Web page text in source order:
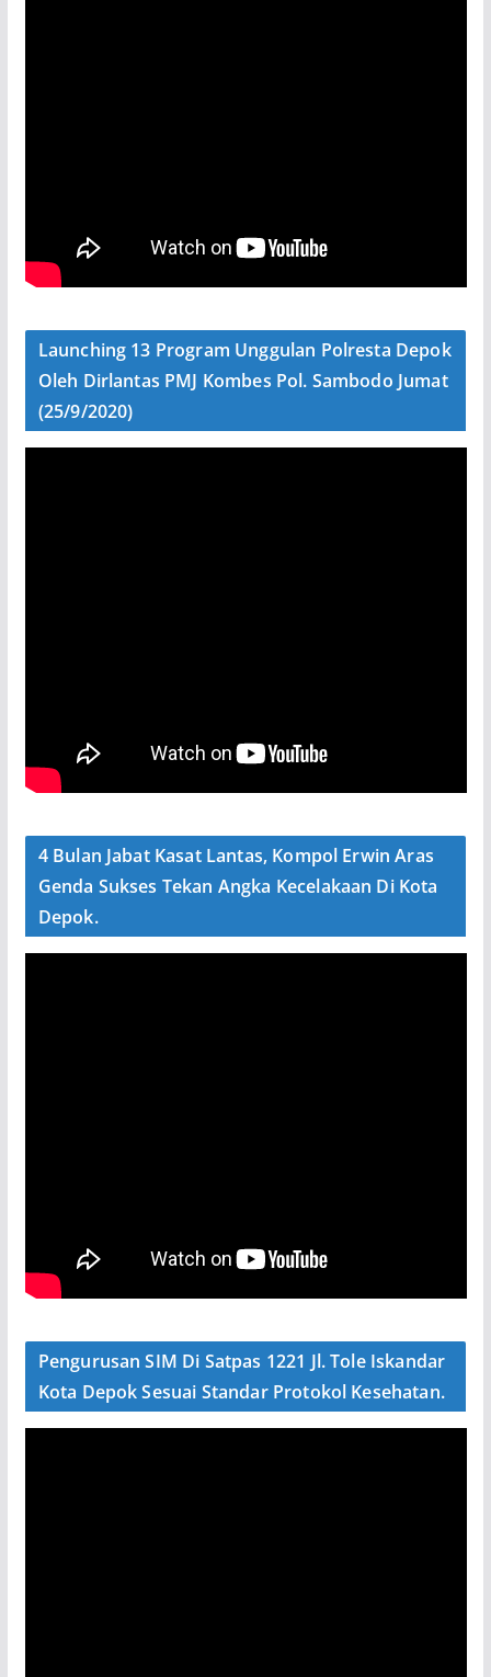
Launching 13 Program Unggulan Polresta Depok
Oleh Dirlantas PMJ Kombes Pol. Sambodo Jumat
(25/9/2020)
4 Bulan Jabat Kasat Lantas, Kompol Erwin Aras
Genda Sukses Tekan Angka Kecelakaan Di Kota
Depok.
Pengurusan SIM Di Satpas 1221 Jl. Tole Iskandar
Kota Depok Sesuai Standar Protokol Kesehatan.